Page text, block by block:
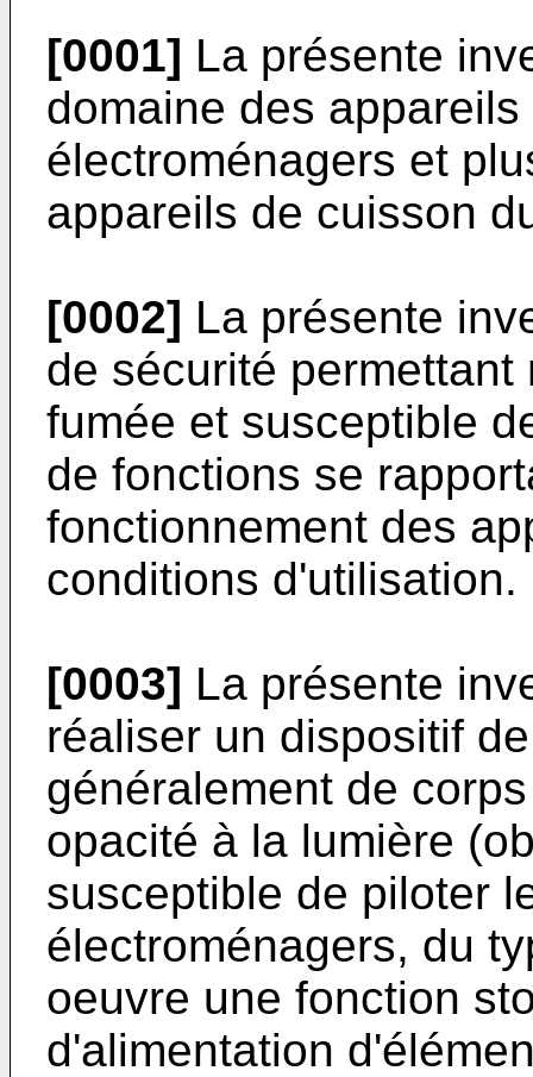
[0001] La présente
domaine des
électroménagers et
appareils de cuisson
[0002] La présente
de sécurité
fumée et susceptible
de fonctions se
fonctionnement des
conditions d'utilisation.
[0003] La présente
réaliser un dispositif
généralement de
opacité à la lumière
susceptible de piloter
électroménagers, du
oeuvre une fonction
d'alimentation